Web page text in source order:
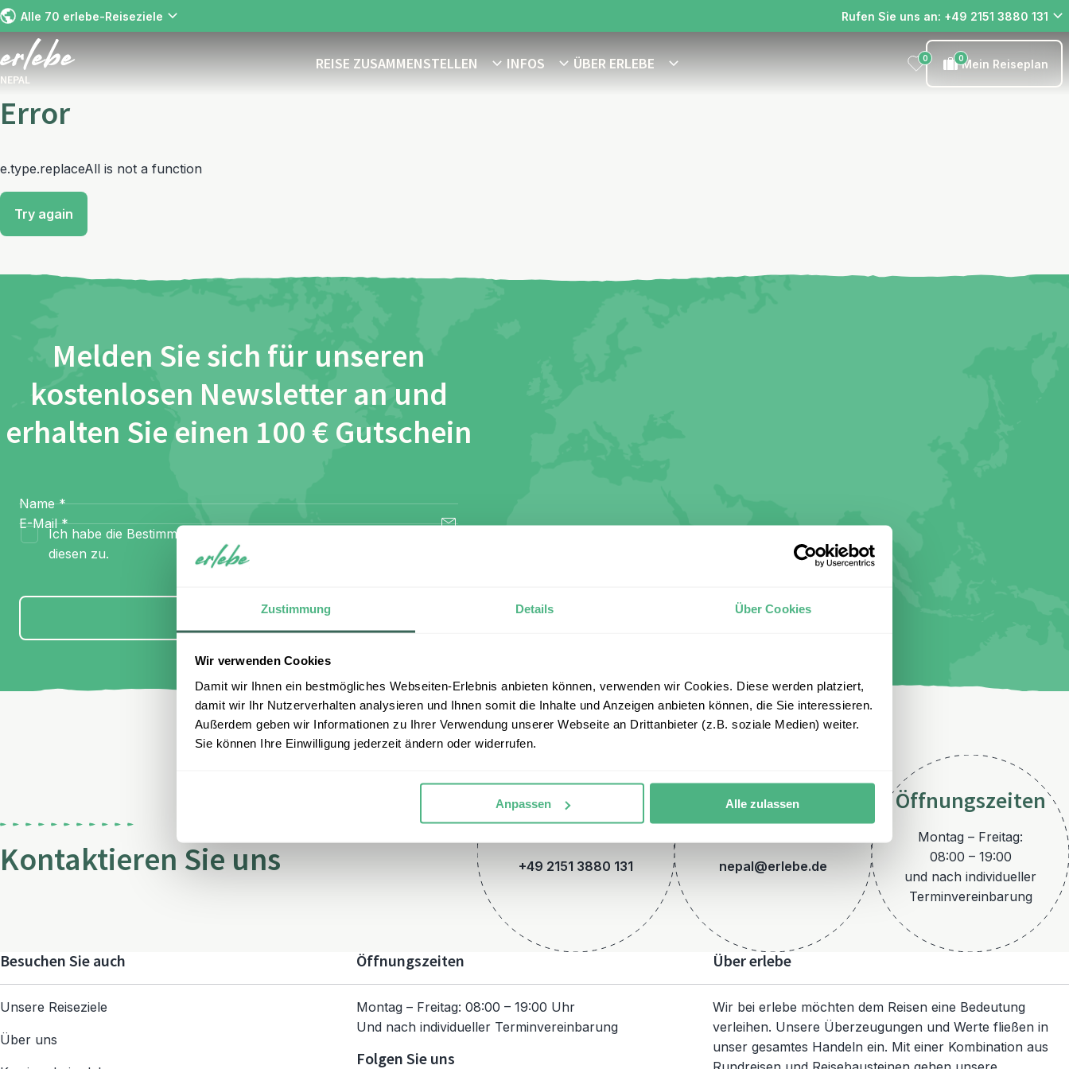
Zustimmung Details Über Cookies
Wir verwenden Cookies
Damit wir Ihnen ein bestmögliches Webseiten-Erlebnis anbieten können, verwenden wir Cookies. Diese werden platziert,
damit wir Ihr Nutzerverhalten analysieren und Ihnen somit die Inhalte und Anzeigen anbieten können, die Sie interessieren.
Außerdem geben wir Informationen zu Ihrer Verwendung unserer Webseite an Drittanbieter (z.B. soziale Medien) weiter.
Sie können Ihre Einwilligung jederzeit ändern oder widerrufen.
Anpassen Alle zulassen
Alle 70 erlebe-Reiseziele Rufen Sie uns an: +49 2151 3880 131
NEPAL
REISE ZUSAMMENSTELLEN INFOS ÜBER ERLEBE 0 0Mein Reiseplan
Error
e.type.replaceAll is not a function
Try again
Melden Sie sich für unseren
kostenlosen Newsletter an und
erhalten Sie einen 100 € Gutschein
Name *
E-Mail *
Ich habe die Bestimmungen zum
diesen zu.
Anmelden
Kontaktieren Sie uns
Telefon
+49 2151 3880 131
E-Mail
nepal@erlebe.de
Öffnungszeiten
Montag – Freitag:
08:00 – 19:00
und nach individueller
Terminvereinbarung
Besuchen Sie auch
Unsere Reiseziele
Über uns
Öffnungszeiten
Montag – Freitag: 08:00 – 19:00 Uhr
Und nach individueller Terminvereinbarung
Folgen Sie uns
Über erlebe
Wir bei erlebe möchten dem Reisen eine Bedeutung
verleihen. Unsere Überzeugungen und Werte fließen in
unser gesamtes Handeln ein. Mit einer Kombination aus